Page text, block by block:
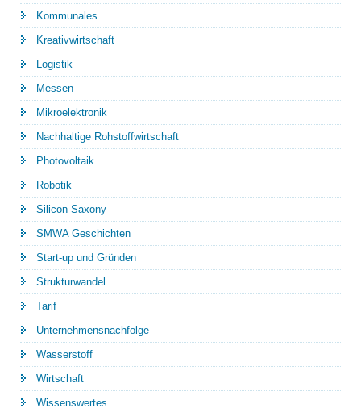
Kommunales
Kreativwirtschaft
Logistik
Messen
Mikroelektronik
Nachhaltige Rohstoffwirtschaft
Photovoltaik
Robotik
Silicon Saxony
SMWA Geschichten
Start-up und Gründen
Strukturwandel
Tarif
Unternehmensnachfolge
Wasserstoff
Wirtschaft
Wissenswertes